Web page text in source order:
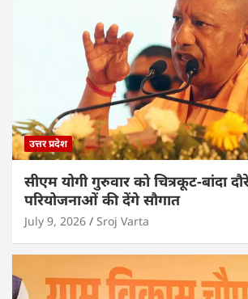
उत्तर प्रदेश
सीएम योगी गुरुवार को चित्रकूट-बांदा
परियोजनाओं की देंगे सौगात
July 9, 2026 Sroj Varta